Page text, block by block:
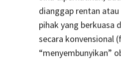
dianggap rentan
pihak yang berkuasa
secara konvensional
“menyembunyikan”